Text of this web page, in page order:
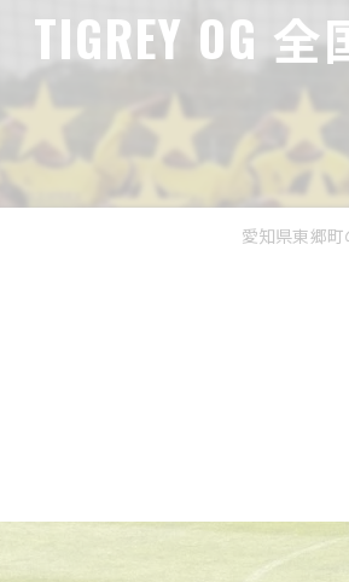
TIGREY OG
愛知県東郷